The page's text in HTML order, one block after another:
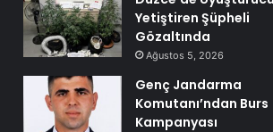
Yetiştiren Şüpheli
Gözaltında
Ağustos 5, 2026
Genç Jandarma
Komutanı’ndan Burs
Kampanyası